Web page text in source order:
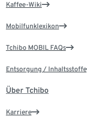
Kaffee-Wiki
Mobilfunklexikon
Tchibo MOBIL FAQs
Entsorgung / Inhaltsstoffe
Über Tchibo
Karriere